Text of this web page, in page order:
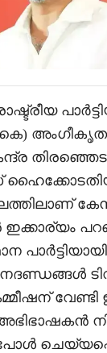
അംഗീകൃത
ഇക്കാര്യം
കമ്മീഷന്